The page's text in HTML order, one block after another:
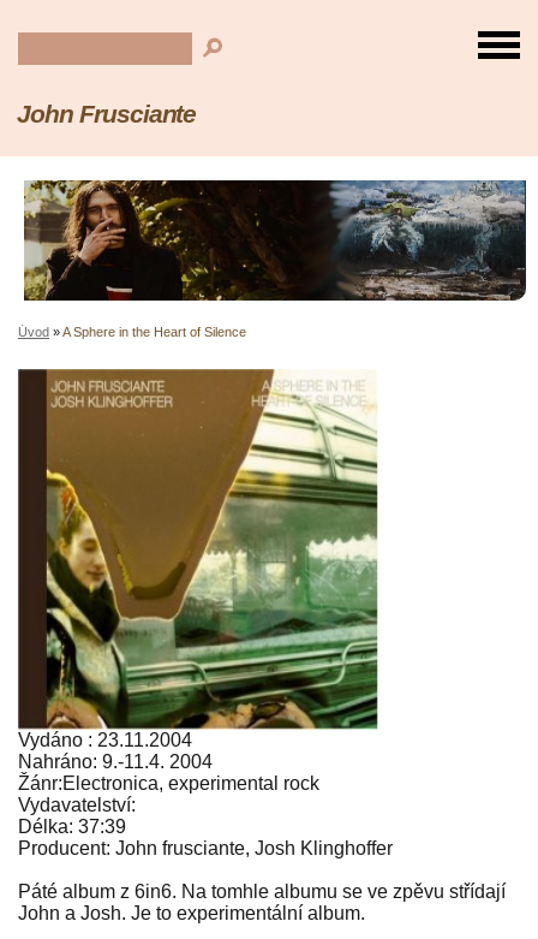
John Frusciante
Úvod »A Sphere in the Heart of Silence
Vydáno : 23.11.2004
Nahráno: 9.-11.4. 2004
Žánr:Electronica, experimental rock
Vydavatelství:
Délka: 37:39
Producent: John frusciante, Josh Klinghoffer
Páté album z 6in6. Na tomhle albumu se ve zpěvu střídají
John a Josh. Je to experimentální album.